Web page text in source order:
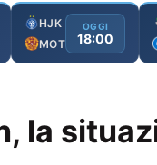
HJK
MOT
OGGI
18:00
la